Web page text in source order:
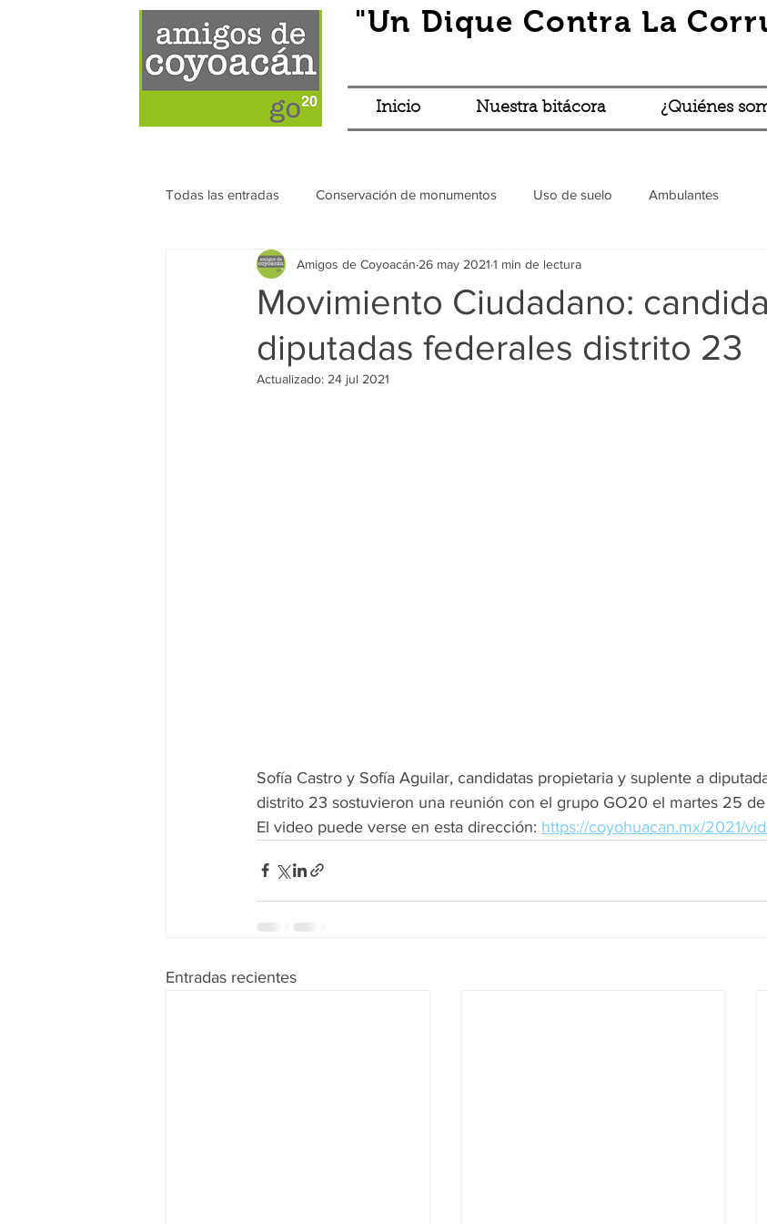
"Un Dique Contra La
Inicio Nuestra bitácora ¿Quiénes
Todas las entradas Conservación de monumentos Uso de suelo Ambulantes
Franeleros Transparencia Robos y asaltos Vía pública (BBBLP)
Eventos Principal Trámites absurdos Lo que cuentan...
Movimiento Ciudadano:
diputadas federales distrito 23
Amigos de Coyoacán 26 may 2021 1 min de lectura
Actualizado: 24 jul 2021
Sofía Castro y Sofía Aguilar, candidatas propietaria y suplente a
distrito 23 sostuvieron una reunión con el grupo GO20 el martes 25 de
El video puede verse en esta dirección: https://coyohuacan.mx/2021/
Entradas recientes